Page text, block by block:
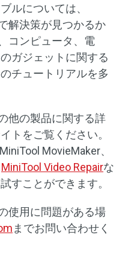
ルについては、
解決策が見つかるか
コンピュータ、電
ガジェットに関する
チュートリアルを多
他の製品に関する詳
トをご覧ください。
MovieMaker、
MiniTool Video Repairな
すことができます。
使用に問題がある場
までお問い合わせく